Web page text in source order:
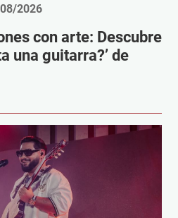
2026
con arte: Descubre
una guitarra?’ de